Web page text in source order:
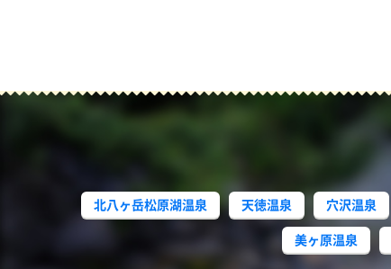
北八ヶ岳松原湖温泉 天徳温泉 穴沢温泉
美ヶ原温泉